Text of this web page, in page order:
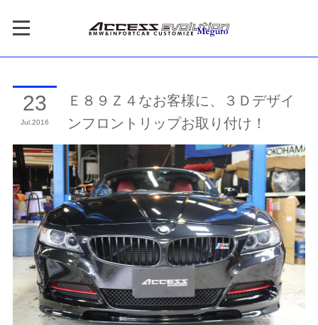
23
Jul 2016
Ｅ８９Ｚ４なお客様に、３Ｄデザイ
ンフロントリップお取り付け！